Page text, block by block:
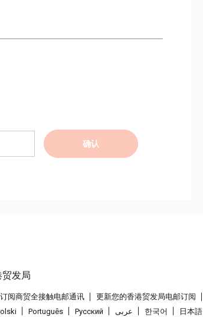
确认
订阅商贸全接触电邮通讯 更新您的香港贸发局电邮订阅
Português Pусский عربى 한국어 日本語